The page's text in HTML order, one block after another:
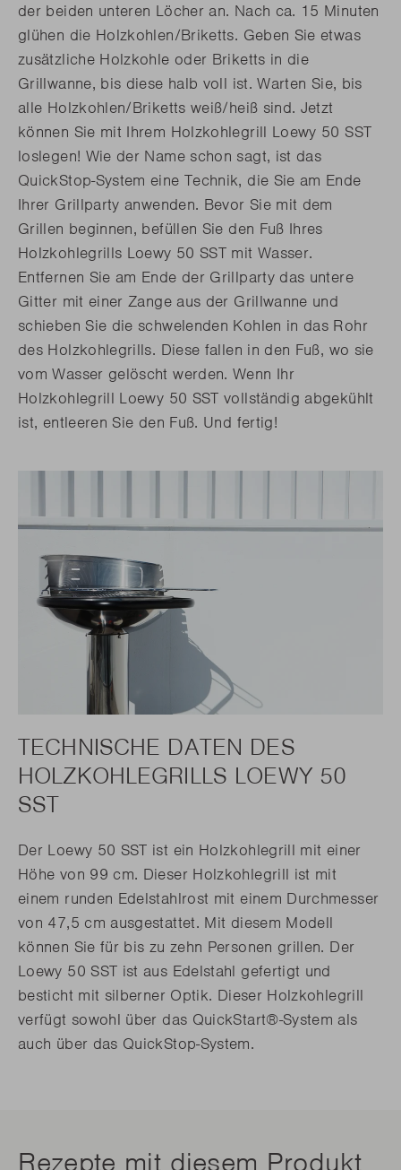
der beiden unteren Löcher an. Nach ca. 15 Minuten
glühen die Holzkohlen/Briketts. Geben Sie etwas
zusätzliche Holzkohle oder Briketts in die
Grillwanne, bis diese halb voll ist. Warten Sie, bis
alle Holzkohlen/Briketts weiß/heiß sind. Jetzt
können Sie mit Ihrem Holzkohlegrill Loewy 50 SST
loslegen! Wie der Name schon sagt, ist das
QuickStop-System eine Technik, die Sie am Ende
Ihrer Grillparty anwenden. Bevor Sie mit dem
Grillen beginnen, befüllen Sie den Fuß Ihres
Holzkohlegrills Loewy 50 SST mit Wasser.
Entfernen Sie am Ende der Grillparty das untere
Gitter mit einer Zange aus der Grillwanne und
schieben Sie die schwelenden Kohlen in das Rohr
des Holzkohlegrills. Diese fallen in den Fuß, wo sie
vom Wasser gelöscht werden. Wenn Ihr
Holzkohlegrill Loewy 50 SST vollständig abgekühlt
ist, entleeren Sie den Fuß. Und fertig!
TECHNISCHE DATEN DES
HOLZKOHLEGRILLS LOEWY 50
SST
Der Loewy 50 SST ist ein Holzkohlegrill mit einer
Höhe von 99 cm. Dieser Holzkohlegrill ist mit
einem runden Edelstahlrost mit einem Durchmesser
von 47,5 cm ausgestattet. Mit diesem Modell
können Sie für bis zu zehn Personen grillen. Der
Loewy 50 SST ist aus Edelstahl gefertigt und
besticht mit silberner Optik. Dieser Holzkohlegrill
verfügt sowohl über das QuickStart®-System als
auch über das QuickStop-System.
Rezepte mit diesem Produkt